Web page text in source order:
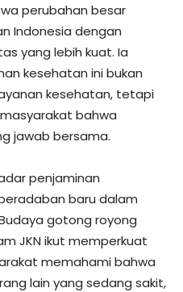
perubahan besar
Indonesia dengan
yang lebih kuat. Ia
kesehatan ini bukan
kesehatan, tetapi
bahwa
jawab bersama.
penjaminan
baru dalam
gotong royong
JKN ikut memperkuat
memahami bahwa
lain yang sedang sakit,